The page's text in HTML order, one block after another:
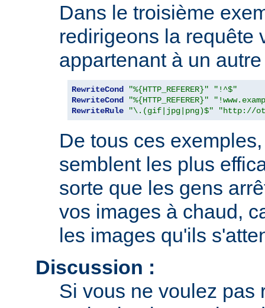
Dans le troisième
redirigeons la requête
appartenant à un
RewriteCond "%{HTTP_REFERER}"
"!^$"
RewriteCond
"%{HTTP_REFERER}"
RewriteRule
"\.(gif|jpg|png)$" "http://
De tous ces
semblent les plus
sorte que les gens
vos images à chaud,
les images qu'ils
Discussion :
Si vous ne voulez pas